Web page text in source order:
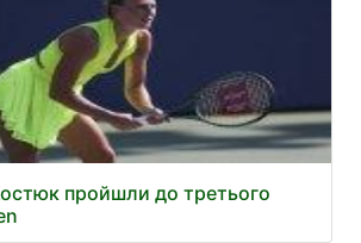
пройшли до третього